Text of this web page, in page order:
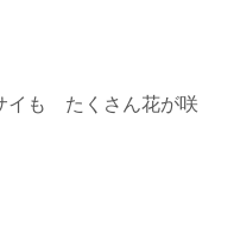
イも　たくさん花が咲